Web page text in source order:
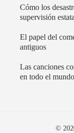
Cómo los
supervisión
El papel del
antiguos
Las canciones
en todo el mundo
©